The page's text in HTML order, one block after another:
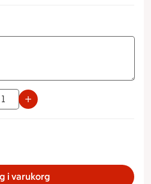
knapparna för att minska eller
Rostbiffstårta Storlek på tårta
i varukorg